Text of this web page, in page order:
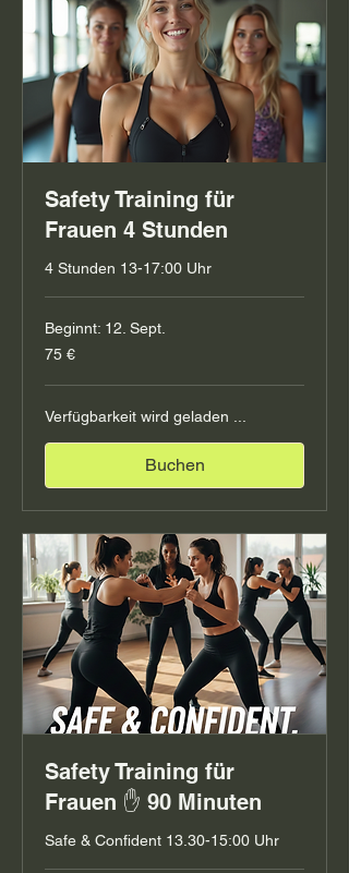
Safety Training für
Frauen 4 Stunden
4 Stunden 13-17:00 Uhr
Beginnt: 12. Sept.
75
Euro
75 €
Verfügbarkeit wird geladen ...
Buchen
Safety Training für
Frauen ✋ 90 Minuten
Safe & Confident 13.30-15:00 Uhr